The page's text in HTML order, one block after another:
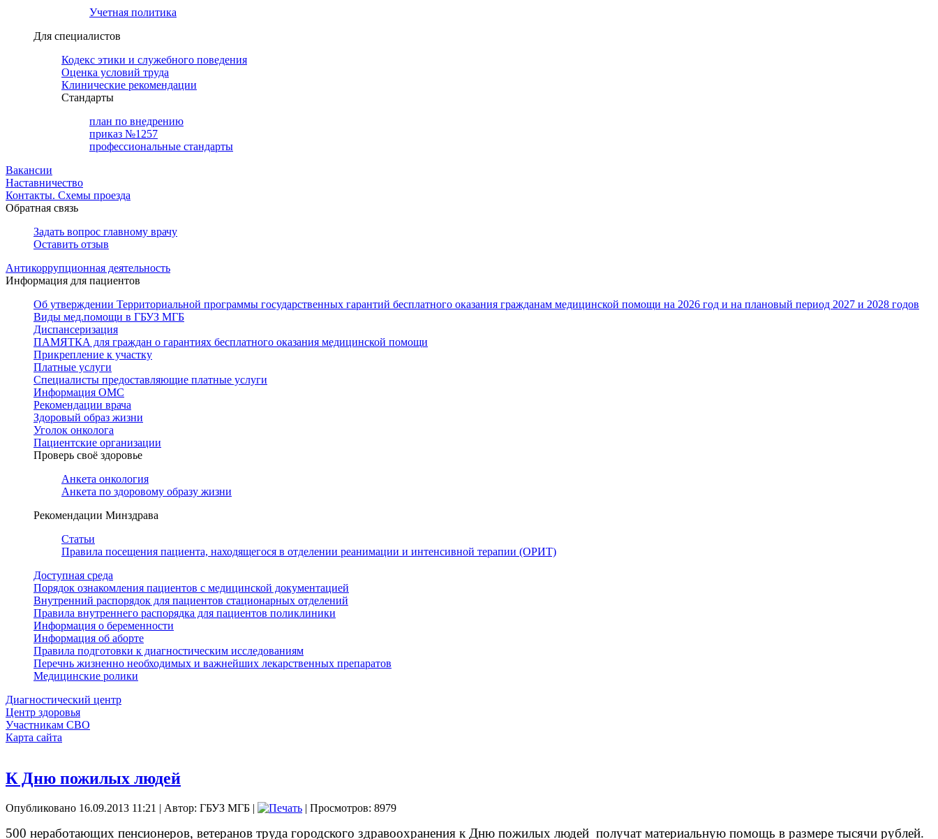
Учетная политика
Для специалистов
Кодекс этики и служебного поведения
Оценка условий труда
Клинические рекомендации
Cтандарты
план по внедрению
приказ №1257
профессиональные стандарты
Вакансии
Наставничество
Контакты. Схемы проезда
Обратная связь
Задать вопрос главному врачу
Оставить отзыв
Антикоррупционная деятельность
Информация для пациентов
Об утверждении Территориальной программы государственных гарантий бесплатного оказания гражданам медицинской помощи на 2026 год и на плановый период 2027 и 2028 годов
Виды мед.помощи в ГБУЗ МГБ
Диспансеризация
ПАМЯТКА для граждан о гарантиях бесплатного оказания медицинской помощи
Прикрепление к участку
Платные услуги
Специалисты предоставляющие платные услуги
Информация ОМС
Рекомендации врача
Здоровый образ жизни
Уголок онколога
Пациентские организации
Проверь своё здоровье
Анкета онкология
Анкета по здоровому образу жизни
Рекомендации Минздрава
Статьи
Правила посещения пациента, находящегося в отделении реанимации и интенсивной терапии (ОРИТ)
Доступная среда
Порядок ознакомления пациентов с медицинской документацией
Внутренний распорядок для пациентов стационарных отделений
Правила внутреннего распорядка для пациентов поликлиники
Информация о беременности
Информация об аборте
Правила подготовки к диагностическим исследованиям
Перечнь жизненно необходимых и важнейших лекарственных препаратов
Медицинские ролики
Диагностический центр
Центр здоровья
Участникам СВО
Карта сайта
К Дню пожилых людей
Опубликовано 16.09.2013 11:21 | Автор: ГБУЗ МГБ | | Просмотров: 8979
500 неработающих пенсионеров, ветеранов труда городского здравоохранения к Дню пожилых людей получат материальную помощь в размере тысячи рублей.